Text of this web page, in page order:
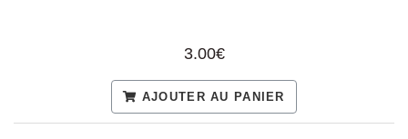
3.00€
AJOUTER AU PANIER